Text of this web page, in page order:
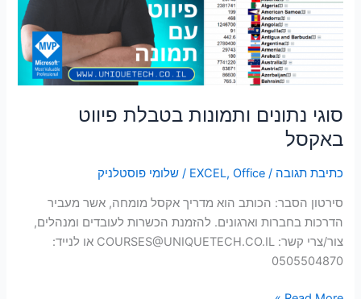
סוגי נתונים ותמונות בטבלת פיווט
באקסל
כתיבת תגובה /
EXCEL, Office
/שלומי פוסטלניק
סירטון הסבר: הכותב הוא מדריך אקסל מומחה, אשר מעביר
הדרכות בחברות וארגונים. להזמנת הכשרות לעובדים ומנהלים,
צור/צרי קשר:COURSES@UNIQUETECH.CO.IL או לנייד:
0505504870
באקסל